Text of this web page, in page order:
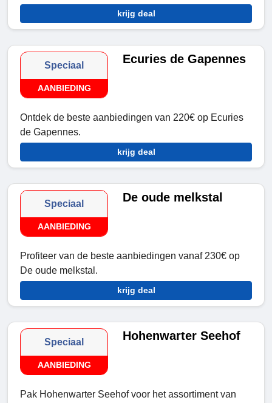
krijg deal
Speciaal
AANBIEDING
Ecuries de Gapennes
Ontdek de beste aanbiedingen van 220€ op Ecuries
de Gapennes.
krijg deal
Speciaal
AANBIEDING
De oude melkstal
Profiteer van de beste aanbiedingen vanaf 230€ op
De oude melkstal.
krijg deal
Speciaal
AANBIEDING
Hohenwarter Seehof
Pak Hohenwarter Seehof voor het assortiment van